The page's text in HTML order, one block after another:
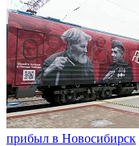
прибыл в Новосибирск